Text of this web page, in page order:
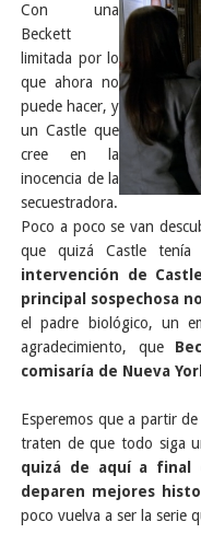
Con una
Beckett
limitada por lo
que ahora no
puede hacer, y
un Castle que
cree en la
inocencia de la
secuestradora.
Poco a poco se van
que quizá Castle
intervención de
principal sospechosa
el padre biológico, un
agradecimiento, que
comisaría de Nueva
Esperemos que a partir
traten de que todo siga
quizá de aquí a final
deparen mejores
poco vuelva a ser la serie